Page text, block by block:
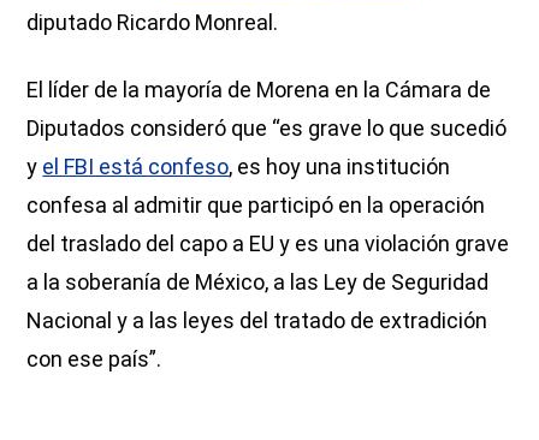
diputado Ricardo Monreal.
El líder de la mayoría de Morena en la Cámara de
Diputados consideró que “es grave lo que sucedió
y el FBI está confeso, es hoy una institución
confesa al admitir que participó en la operación
del traslado del capo a EU y es una violación grave
a la soberanía de México, a las Ley de Seguridad
Nacional y a las leyes del tratado de extradición
con ese país”.